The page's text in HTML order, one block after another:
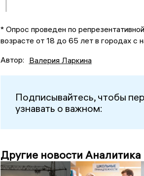
* Опрос проведен по
возрасте от 18 до 65 лет в городах с
Автор: Валерия Ларкина
Подписывайтесь, чтобы
узнавать о важном:
Другие новости Аналитика